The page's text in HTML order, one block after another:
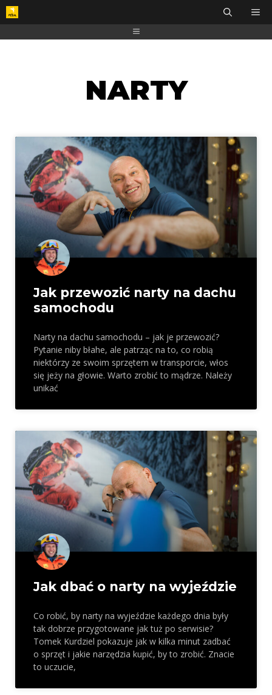
NARTY
Jak przewozić narty na dachu
samochodu
Narty na dachu samochodu – jak je przewozić?
Pytanie niby błahe, ale patrząc na to, co robią
niektórzy ze swoim sprzętem w transporcie, włos
się jeży na głowie. Warto zrobić to mądrze. Należy
unikać
Jak dbać o narty na wyjeździe
Co robić, by narty na wyjeździe każdego dnia były
tak dobrze przygotowane jak tuż po serwisie?
Tomek Kurdziel pokazuje jak w kilka minut zadbać
o sprzęt i jakie narzędzia kupić, by to zrobić. Znacie
to uczucie,